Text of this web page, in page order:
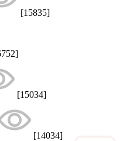
[15835]
[15034]
[14034]